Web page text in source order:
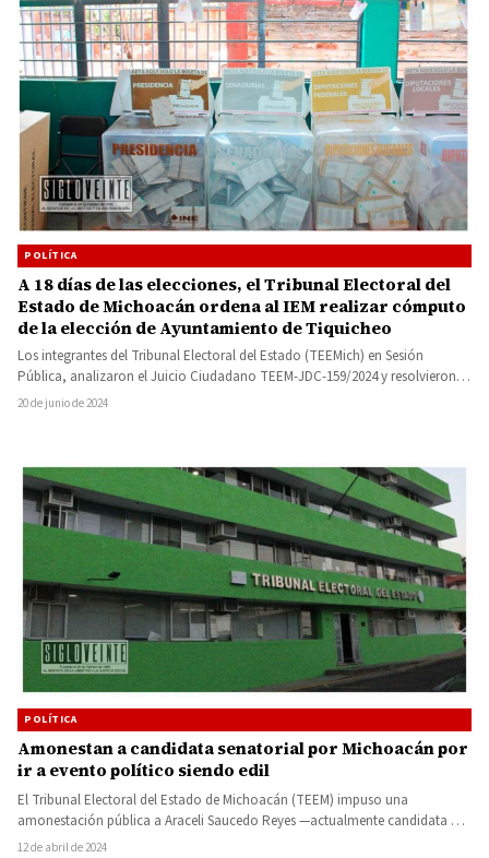
POLÍTICA
A 18 días de las elecciones, el Tribunal Electoral del
Estado de Michoacán ordena al IEM realizar cómputo
de la elección de Ayuntamiento de Tiquicheo
Los integrantes del Tribunal Electoral del Estado (TEEMich) en Sesión
Pública, analizaron el Juicio Ciudadano TEEM-JDC-159/2024 y resolvieron
declarar fundados…
20 de junio de 2024
POLÍTICA
Amonestan a candidata senatorial por Michoacán por
ir a evento político siendo edil
El Tribunal Electoral del Estado de Michoacán (TEEM) impuso una
amonestación pública a Araceli Saucedo Reyes —actualmente candidata a
senadora…
12 de abril de 2024